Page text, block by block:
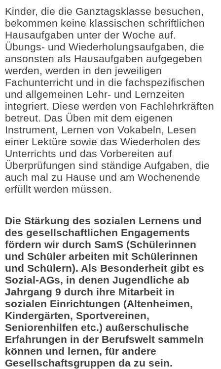
Kinder, die die Ganztagsklasse besuchen,
bekommen keine klassischen schriftlichen
Hausaufgaben unter der Woche auf.
Übungs- und Wiederholungsaufgaben, die
ansonsten als Hausaufgaben aufgegeben
werden, werden in den jeweiligen
Fachunterricht und in die fachspezifischen
und allgemeinen Lehr- und Lernzeiten
integriert. Diese werden von Fachlehrkräften
betreut. Das Üben mit dem eigenen
Instrument, Lernen von Vokabeln, Lesen
einer Lektüre sowie das Wiederholen des
Unterrichts und das Vorbereiten auf
Überprüfungen sind ständige Aufgaben, die
auch mal zu Hause und am Wochenende
erfüllt werden müssen.
Die Stärkung des sozialen Lernens und
des gesellschaftlichen Engagements
fördern wir durch SamS (Schülerinnen
und Schüler arbeiten mit Schülerinnen
und Schülern). Als Besonderheit gibt es
Sozial-AGs, in denen Jugendliche ab
Jahrgang 9 durch ihre Mitarbeit in
sozialen Einrichtungen (Altenheimen,
Kindergärten, Sportvereinen,
Seniorenhilfen etc.) außerschulische
Erfahrungen in der Berufswelt sammeln
können und lernen, für andere
Gesellschaftsgruppen da zu sein.